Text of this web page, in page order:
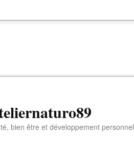
bien être et développement personnel